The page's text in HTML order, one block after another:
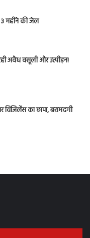
3 महीने की जेल
अवैध वसूली और उत्पीड़न!
विजिलेंस का छापा, बरामदगी